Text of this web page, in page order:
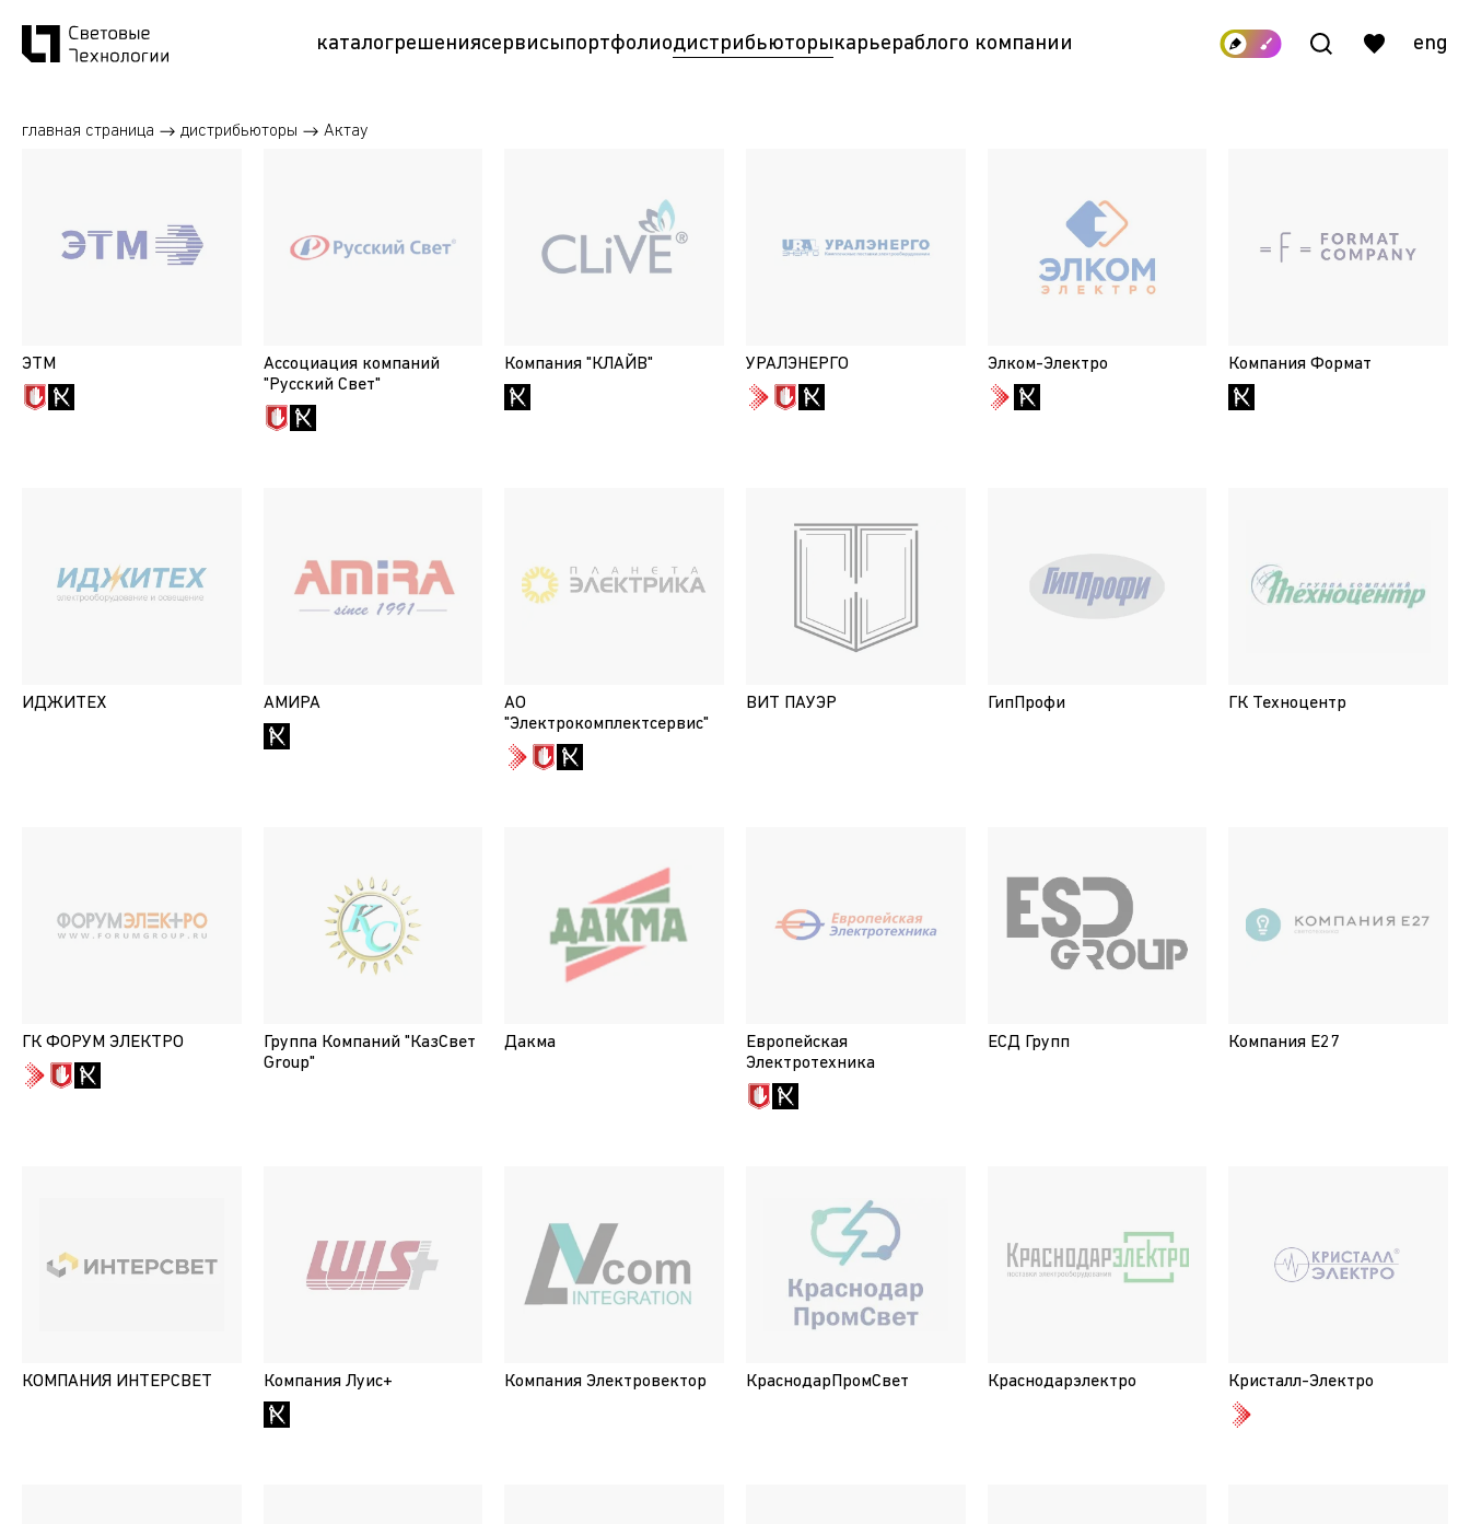
каталогрешениясервисыпортфолиодистрибьюторыкарьераблого компании eng
главная страница дистрибьюторы Актау
ЭТМ
Ассоциация компаний
"Русский Свет"
Компания "КЛАЙВ" УРАЛЭНЕРГО Элком-Электро Компания Формат
ИДЖИТЕХ АМИРА
АО
"Электрокомплектсервис"
ВИТ ПАУЭР ГипПрофи ГК Техноцентр
ГК ФОРУМ ЭЛЕКТРО
Группа Компаний "КазСвет
Group"
Дакма
Европейская
Электротехника
ЕСД Групп Компания Е27
КОМПАНИЯ ИНТЕРСВЕТ Компания Луис+ Компания Электровектор КраснодарПромСвет Краснодарэлектро Кристалл-Электро